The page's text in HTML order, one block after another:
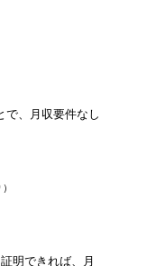
で、月収要件なし
明できれば、月